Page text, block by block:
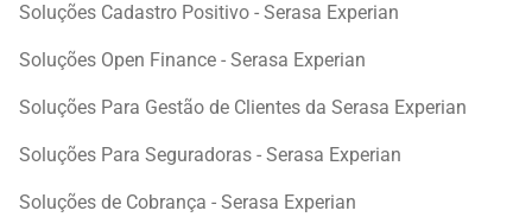
Soluções Cadastro Positivo - Serasa Experian
Soluções Open Finance - Serasa Experian
Soluções Para Gestão de Clientes da Serasa Experian
Soluções Para Seguradoras - Serasa Experian
Soluções de Cobrança - Serasa Experian